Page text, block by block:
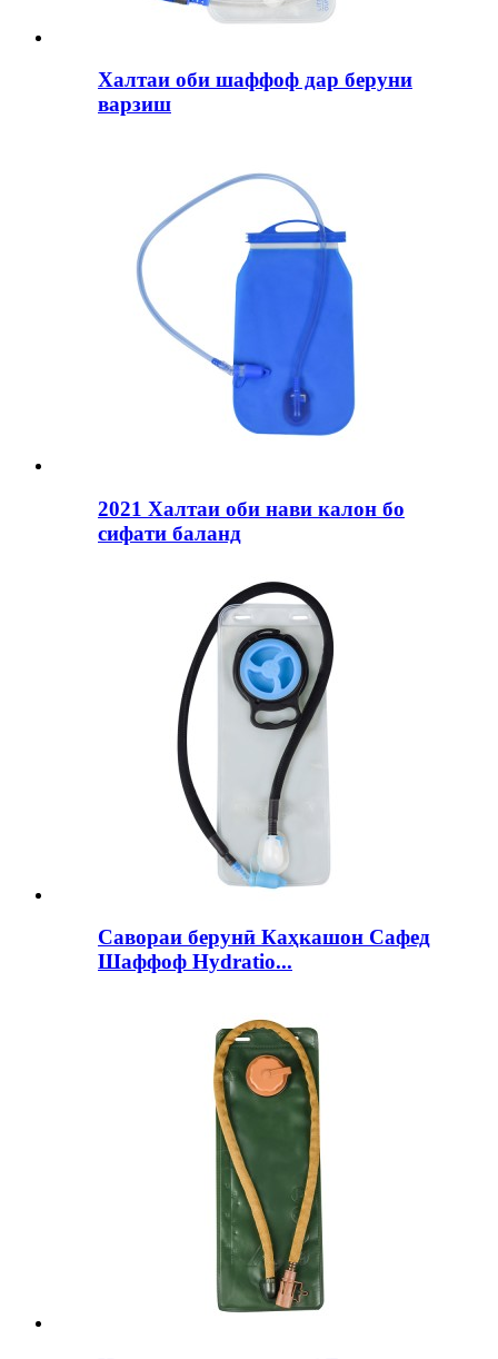
Халтаи оби шаффоф дар беруни
варзиш
2021 Халтаи оби нави калон бо
сифати баланд
Савораи берунӣ Каҳкашон Сафед
Шаффоф Hydratio...